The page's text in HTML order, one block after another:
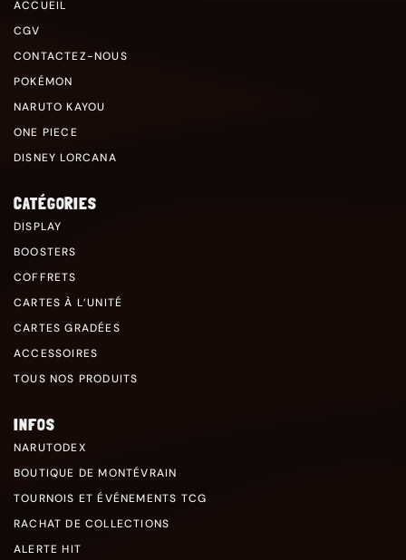
ACCUEIL
CGV
CONTACTEZ-NOUS
POKÉMON
NARUTO KAYOU
ONE PIECE
DISNEY LORCANA
CATÉGORIES
DISPLAY
BOOSTERS
COFFRETS
CARTES À L’UNITÉ
CARTES GRADÉES
ACCESSOIRES
TOUS NOS PRODUITS
INFOS
NARUTODEX
BOUTIQUE DE MONTÉVRAIN
TOURNOIS ET ÉVÉNEMENTS TCG
RACHAT DE COLLECTIONS
ALERTE HIT